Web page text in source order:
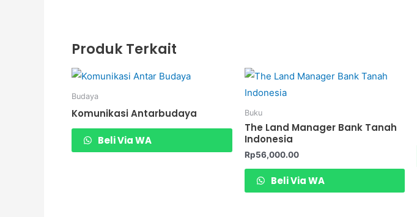
Produk Terkait
Budaya
Komunikasi Antarbudaya
Beli Via WA
Buku
The Land Manager Bank Tanah
Indonesia
Rp56,000.00
Beli Via WA